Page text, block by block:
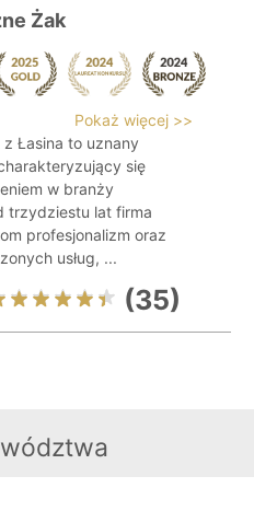
Żak
Pokaż więcej >>
Łasina to uznany
się
w branży
trzydziestu lat firma
profesjonalizm oraz
usług, ...
(35)